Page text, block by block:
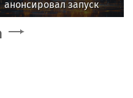
анонсировал запуск
первого джазового
вуза в России